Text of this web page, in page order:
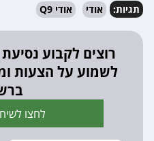
תגיות: אודי אודי Q9
רוצים לקבוע
לשמוע על הצעות
לחצו